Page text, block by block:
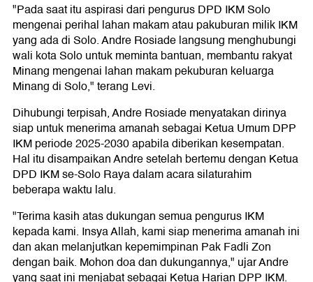
"Pada saat itu aspirasi dari pengurus DPD IKM Solo
mengenai perihal lahan makam atau pakuburan milik IKM
yang ada di Solo. Andre Rosiade langsung menghubungi
wali kota Solo untuk meminta bantuan, membantu rakyat
Minang mengenai lahan makam pekuburan keluarga
Minang di Solo," terang Levi.
Dihubungi terpisah, Andre Rosiade menyatakan dirinya
siap untuk menerima amanah sebagai Ketua Umum DPP
IKM periode 2025-2030 apabila diberikan kesempatan.
Hal itu disampaikan Andre setelah bertemu dengan Ketua
DPD IKM se-Solo Raya dalam acara silaturahim
beberapa waktu lalu.
"Terima kasih atas dukungan semua pengurus IKM
kepada kami. Insya Allah, kami siap menerima amanah ini
dan akan melanjutkan kepemimpinan Pak Fadli Zon
dengan baik. Mohon doa dan dukungannya," ujar Andre
yang saat ini menjabat sebagai Ketua Harian DPP IKM.